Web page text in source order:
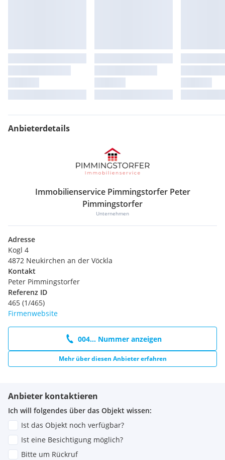
Anbieterdetails
Immobilienservice Pimmingstorfer Peter
Pimmingstorfer
Unternehmen
Adresse
Kogl 4
4872 Neukirchen an der Vöckla
Kontakt
Peter Pimmingstorfer
Referenz ID
465 (1/465)
Firmenwebsite
004... Nummer anzeigen
Mehr über diesen Anbieter erfahren
Anbieter kontaktieren
Ich will folgendes über das Objekt wissen:
Ist das Objekt noch verfügbar?
Ist eine Besichtigung möglich?
Bitte um Rückruf